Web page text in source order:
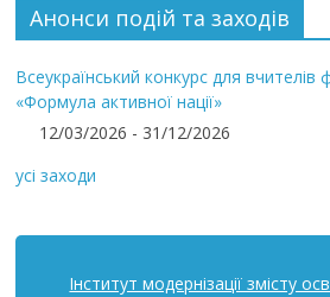
Анонси подій та заходів
Всеукраїнський конкурс для вчителів
«Формула активної нації»
12/03/2026 - 31/12/2026
усі заходи
Інститут модернізації змісту